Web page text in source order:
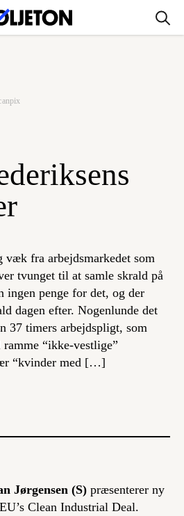
fra arbejdsmarkedet som
tvunget til at samle skrald på
ingen penge for det, og der
dagen efter. Nogenlunde det
37 timers arbejdspligt, som
“ikke-vestlige”
“kvinder med […]
Jørgensen (S) præsenterer ny
Clean Industrial Deal.